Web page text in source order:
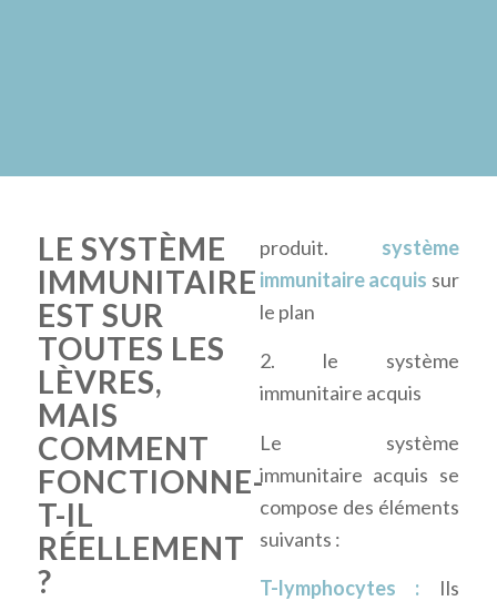
LE SYSTÈME
IMMUNITAIRE
EST SUR
TOUTES LES
LÈVRES,
MAIS
COMMENT
FONCTIONNE-
T-IL
RÉELLEMENT
?
produit. système
immunitaire acquis sur
le plan
2. le système
immunitaire acquis
Le système
immunitaire acquis se
compose des éléments
suivants :
T-lymphocytes :Ils